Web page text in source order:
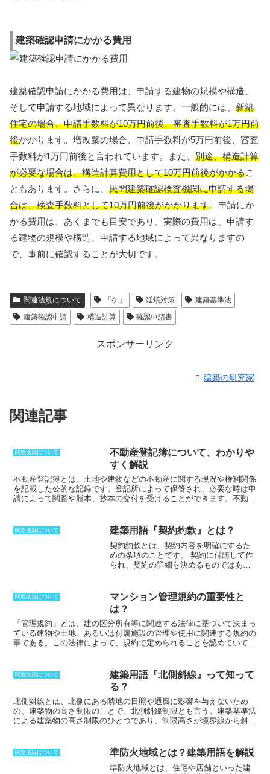
建築確認申請にかかる費用
建築確認申請にかかる費用は、申請する建物の規模や構造、
そして申請する地域によって異なります。一般的には、 新築
住宅の場合、申請手数料が10万円前後、審査手数料が1万円前
後かかります。増改築の場合、申請手数料が5万円前後、審査
手数料が1万円前後と言われています。また、 別途、構造計算
が必要な場合は、構造計算費用として10万円前後がかかるこ
ともあります。さらに、 民間建築確認検査機関に申請する場
合は、検査手数料として10万円前後がかかります。申請にか
かる費用は、あくまでも目安であり、実際の費用は、申請す
る建物の規模や構造、申請する地域によって異なりますの
で、事前に確認することが大切です。
関連法規について 「ケ」 延焼対策
建築基準法
建築確認申請
構造計算 確認申請書
スポンサーリンク
建築の研究家
関連記事
関連法規について
不動産登記簿について、わかりや
すく解説
不動産登記簿とは、土地や建物などの不動産に関する現況や権利関係
を記載した公的な記録です。登記所によって保管され、必要な時は申
請によって閲覧や謄本、抄本の交付を受けることができます。不動産
関係を公示する甲区・乙区の用紙からなっています。表題部には、土
地や建物の所在、地番、面積、所有者の氏名や住所などが記載されて
います。甲区には、抵当権や根抵当権などの権利、乙区には、借地権
や地上権などの権利が記載されています。
関連法規について 建築用語『契約約款』とは？
契約約款とは、契約内容を明確にするた
めの条項のことです。
契約に付随して作
られ、契約の詳細を決めるものではあり
して取り交わします。解約する場合の条
項やトラブルが発生したときにどのよう
な対応をするのかが記載されており、契
約ということを考えても重要な意味を持
ち、契約時には必ず読み合わせをしなけ
ればいけません。施行者側から提出され
場合があり、裁判で争点になる場合もあ
ります。仮に契約約款にうたわれていた
としても、公序良俗に反するような内容
であった場合には無効となります。
関連法規について
マンション管理規約の重要性と
は？
「管理規約」とは、建の区分所有等に関連する法律に基づいて決まっ
ている建物や土地、あるいは付属施設の管理や使用に関連する規約の
事である。
この法律によって、規約で定められる ことを認めていて、
る。マンションの立地、規模、作りなどによって管理や使用方法が異
なるため「管理規約」では、そのマンションの状況に沿ったルールが
マンションでの生活を快適にするためにも
によって区分所有者間の所有関係や権利、義ward務などのルールを
定め、その規約を守る必要がある。
関連法規について
建築用語『北側斜線』って知って
る？
北側斜線とは、北側にある隣地の日照や通風に影響を与えないため
の、建築物の高さ制限のことで、北側斜線制限とも言う。建築基準法
による建築物の高さ制限のひとつであり、制限高さが境界線から斜線
離を用いる。旧第1種住専では、5メートル以上の部分は、境界部分
からの水平距離と高さの関係を表す傾き1.25の直線によって高さを制
限。旧第2住専では10メートル以上の部分について同様の規制がなさ
関連法規について 準防火地域とは？建築用語を解説
準防火地域とは、住宅や店舗といった建